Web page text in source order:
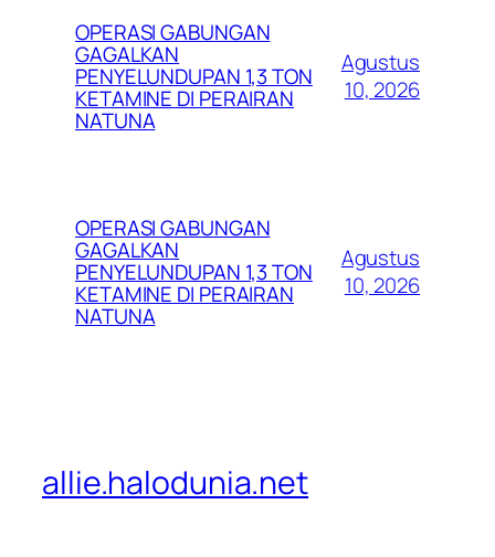
OPERASI GABUNGAN
GAGALKAN
PENYELUNDUPAN 1,3 TON
KETAMINE DI PERAIRAN
NATUNA
Agustus
10, 2026
OPERASI GABUNGAN
GAGALKAN
PENYELUNDUPAN 1,3 TON
KETAMINE DI PERAIRAN
NATUNA
Agustus
10, 2026
allie.halodunia.net